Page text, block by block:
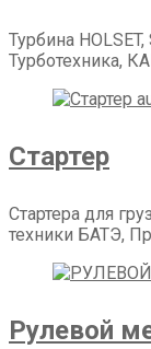
Турбина
Турботехника,
Стартер
Стартера для
техники БАТЭ,
Рулевой